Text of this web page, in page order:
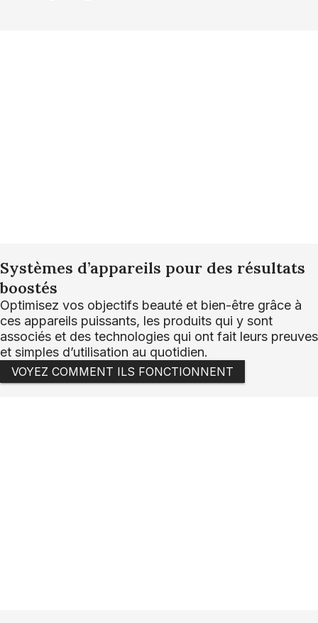
Systèmes d’appareils pour des résultats
boostés
Optimisez vos objectifs beauté et bien-être grâce à
ces appareils puissants, les produits qui y sont
associés et des technologies qui ont fait leurs preuves
et simples d’utilisation au quotidien.
VOYEZ COMMENT ILS FONCTIONNENT